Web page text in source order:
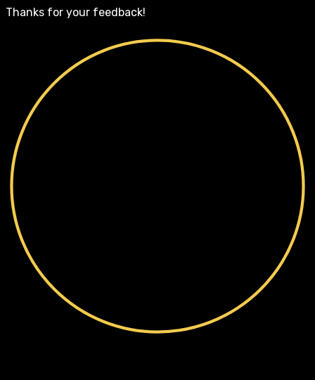
Thanks for your feedback!